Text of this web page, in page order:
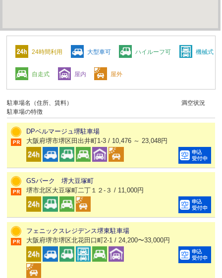
24時間利用 大型車可 ハイルーフ可 機械式
自走式 屋内 屋外
駐車場名（住所、賃料）
駐車場の特徴
満空状況
DPベルマージュ堺駐車場
大阪府堺市堺区田出井町1-3 / 10,476 ～ 23,048円
GSパーク 堺大豆塚町
堺市北区大豆塚町二丁１２-３ / 11,000円
フェニックスレジデンス堺東駐車場
大阪府堺市堺区北花田口町2-1 / 24,200〜33,000円